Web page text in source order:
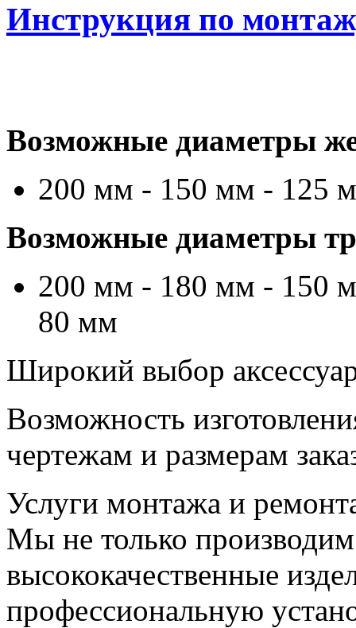
Инструкция по
Возможные диаметры
200 мм - 150 мм - 125
Возможные диаметры
200 мм - 180 мм - 150
80 мм
Широкий выбор
Возможность
чертежам и размерам
Услуги монтажа и
Мы не только
высококачественные
профессиональную